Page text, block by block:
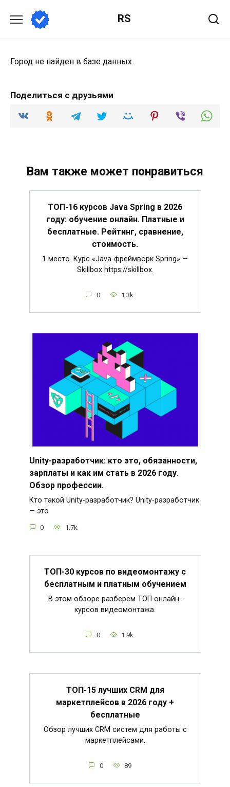
содержанию
RS
Город не найден в базе данных.
Поделиться с друзьями
Вам также может понравиться
ТОП-16 курсов Java Spring в 2026
году: обучение онлайн. Платные и
бесплатные. Рейтинг, сравнение,
стоимость.
1 место. Курс «Java-фреймворк Spring» —
Skillbox https://skillbox.
0 1.3k.
Unity-разработчик: кто это, обязанности,
зарплаты и как им стать в 2026 году.
Обзор профессии.
Кто такой Unity-разработчик? Unity-разработчик
— это
0 1.7k.
ТОП-30 курсов по видеомонтажу с
бесплатным и платным обучением
В этом обзоре разберём ТОП онлайн-
курсов видеомонтажа.
0 1.9k.
ТОП-15 лучших CRM для
маркетплейсов в 2026 году +
бесплатные
Обзор лучших CRM систем для работы с
маркетплейсами.
0 89